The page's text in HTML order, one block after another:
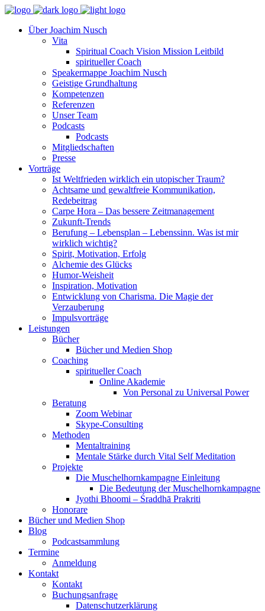
Über Joachim Nusch
Vita
Spiritual Coach Vision Mission Leitbild
spiritueller Coach
Speakermappe Joachim Nusch
Geistige Grundhaltung
Kompetenzen
Referenzen
Unser Team
Podcasts
Podcasts
Mitgliedschaften
Presse
Vorträge
Ist Weltfrieden wirklich ein utopischer Traum?
Achtsame und gewaltfreie Kommunikation,
Redebeitrag
Carpe Hora – Das bessere Zeitmanagement
Zukunft-Trends
Berufung – Lebensplan – Lebenssinn. Was ist mir
wirklich wichtig?
Spirit, Motivation, Erfolg
Alchemie des Glücks
Humor-Weisheit
Inspiration, Motivation
Entwicklung von Charisma. Die Magie der
Verzauberung
Impulsvorträge
Leistungen
Bücher
Bücher und Medien Shop
Coaching
spiritueller Coach
Online Akademie
Von Personal zu Universal Power
Beratung
Zoom Webinar
Skype-Consulting
Methoden
Mentaltraining
Mentale Stärke durch Vital Self Meditation
Projekte
Die Muschelhornkampagne Einleitung
Die Bedeutung der Muschelhornkampagne
Jyothi Bhoomi – Śraddhā Prakriti
Honorare
Bücher und Medien Shop
Blog
Podcastsammlung
Termine
Anmeldung
Kontakt
Kontakt
Buchungsanfrage
Datenschutzerklärung